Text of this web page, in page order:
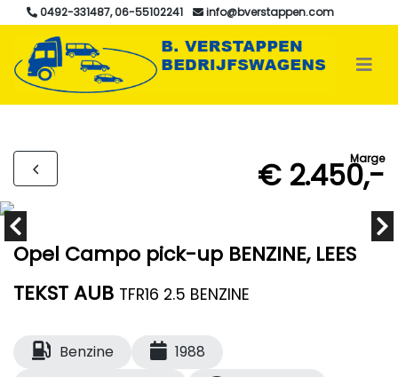
0492-331487, 06-55102241 info@bverstappen.com
Marge
€ 2.450,-
Opel Campo pick-up BENZINE, LEES
TEKST AUB TFR16 2.5 BENZINE
Benzine
1988